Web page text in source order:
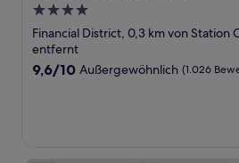
4.0-
Sterne-
Unterkunft
Financial District, 0,3 km von Station
entfernt
9.6
9,6/10 Außergewöhnlich (1.026